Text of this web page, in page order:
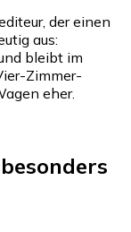
der einen
aus:
bleibt im
Zimmer-
eher.